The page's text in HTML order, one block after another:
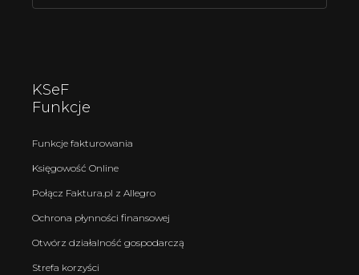
KSeF
Funkcje
Funkcje fakturowania
Księgowość Online
Połącz Faktura.pl z Allegro
Ochrona płynności finansowej
Otwórz działalność gospodarczą
Strefa korzyści